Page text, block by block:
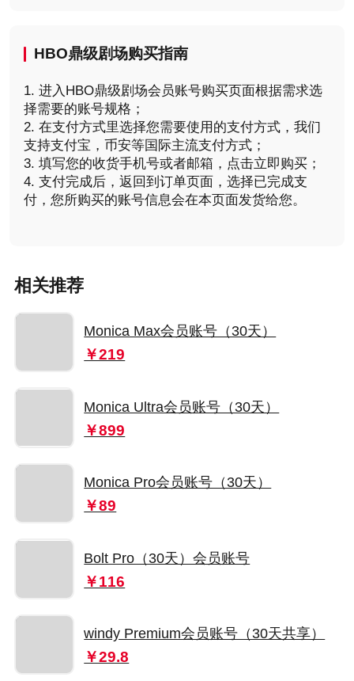
HBO鼎级剧场购买指南
1. 进入HBO鼎级剧场会员账号购买页面根据需求选
择需要的账号规格；
2. 在支付方式里选择您需要使用的支付方式，我们
支持支付宝，币安等国际主流支付方式；
3. 填写您的收货手机号或者邮箱，点击立即购买；
4. 支付完成后，返回到订单页面，选择已完成支
付，您所购买的账号信息会在本页面发货给您。
相关推荐
Monica Max会员账号（30天）
￥219
Monica Ultra会员账号（30天）
￥899
Monica Pro会员账号（30天）
￥89
Bolt Pro（30天）会员账号
￥116
windy Premium会员账号（30天共享）
￥29.8